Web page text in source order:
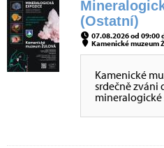
(Ostatní)
07.08.2026 od 09:00
Kamenické muzeum
Kamenické
srdečně zváni